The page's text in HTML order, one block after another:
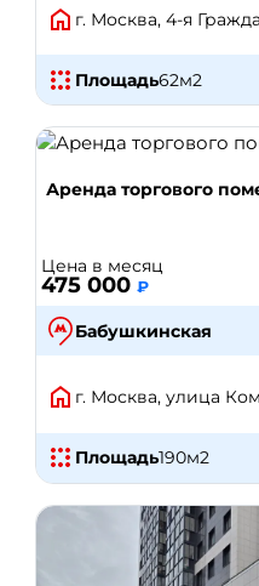
г. Москва, 4-я
Площадь62м2
Аренда торгового
Цена в месяц
475 000 ₽
Бабушкинская
г. Москва, улица
Площадь190м2